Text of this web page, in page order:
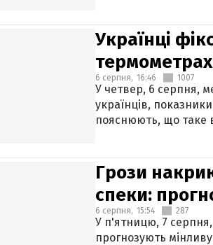
Українці
6 серпня, 16:46 1007
У четвер, 6 серпня,
українців,
пояснюють, що таке
Грози
спеки:
6 серпня, 15:54 287
У п'ятницю, 7 серпня,
прогнозують мінливу